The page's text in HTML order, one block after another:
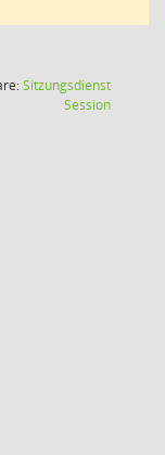
Sitzungsdienst
Session(Wird in